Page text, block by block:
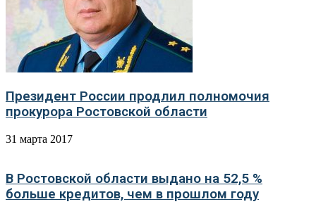
Президент России продлил полномочия
прокурора Ростовской области
31 марта 2017
В Ростовской области выдано на 52,5 %
больше кредитов, чем в прошлом году